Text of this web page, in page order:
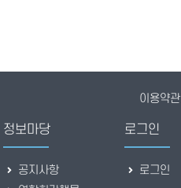
이용약관
정보마당
공지사항
로그인
로그인